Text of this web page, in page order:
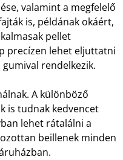
valamint a megfelelő
is, példának okáért,
pellet
precízen lehet eljuttatni
rendelkezik.
A különböző
is tudnak kedvencet
lehet rátalálni a
beillenek minden